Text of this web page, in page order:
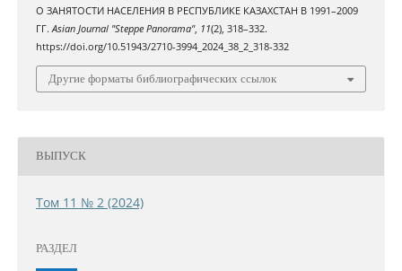
О ЗАНЯТОСТИ НАСЕЛЕНИЯ В РЕСПУБЛИКЕ КАЗАХСТАН В 1991–2009
ГГ.Asian Journal "Steppe Panorama", 11(2), 318–332.
https://doi.org/10.51943/2710-3994_2024_38_2_318-332
Другие форматы библиографических ссылок
ВЫПУСК
Том 11 № 2 (2024)
РАЗДЕЛ